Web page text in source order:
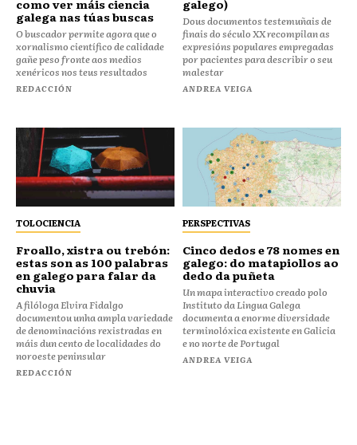
como ver máis ciencia
galega nas túas buscas
O buscador permite agora que o
xornalismo científico de calidade
gañe peso fronte aos medios
xenéricos nos teus resultados
REDACCIÓN
galego)
Dous documentos testemuñais de
finais do século XX recompilan as
expresións populares empregadas
por pacientes para describir o seu
malestar
ANDREA VEIGA
TOLOCIENCIA
Froallo, xistra ou trebón:
estas son as 100 palabras
en galego para falar da
chuvia
A filóloga Elvira Fidalgo
documentou unha ampla variedade
de denominacións rexistradas en
máis dun cento de localidades do
noroeste peninsular
REDACCIÓN
PERSPECTIVAS
Cinco dedos e 78 nomes en
galego: do matapiollos ao
dedo da puñeta
Un mapa interactivo creado polo
Instituto da Lingua Galega
documenta a enorme diversidade
terminolóxica existente en Galicia
e no norte de Portugal
ANDREA VEIGA